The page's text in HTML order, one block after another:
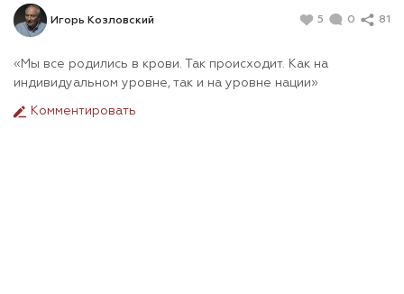
Игорь Козловский 5 0 81
«Мы все родились в крови. Так происходит. Как на
индивидуальном уровне, так и на уровне нации»
Комментировать